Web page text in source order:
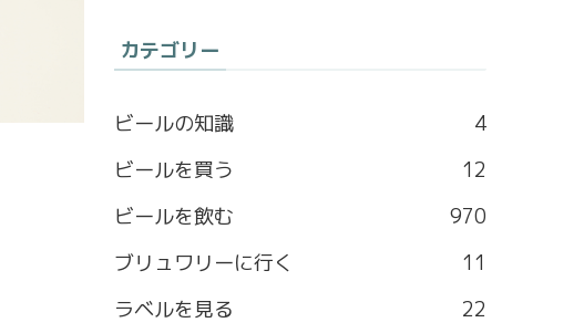
c
b
o
o
k
t
a
g
r
a
M
カテゴリー
ビールの知識
4
ビールを買う
12
ビールを飲む
970
ブリュワリーに行く
11
ラベルを見る
22